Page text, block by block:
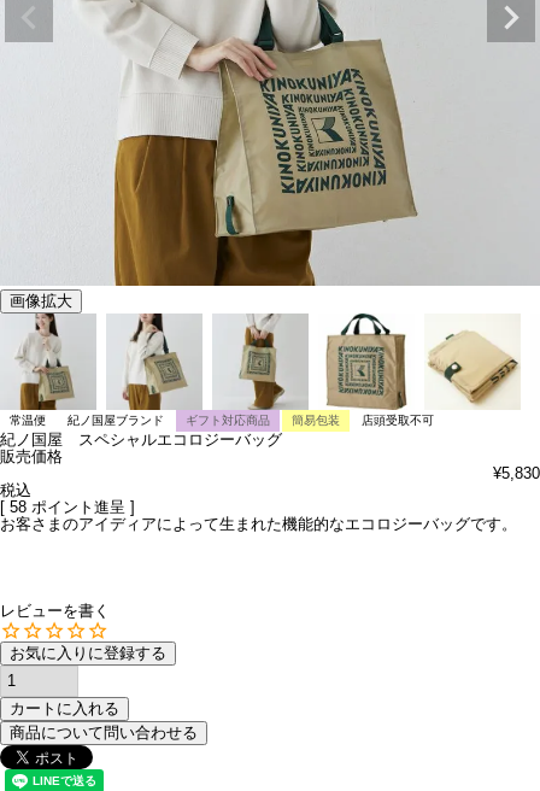
画像拡大
常温便 紀ノ国屋ブランド ギフト対応商品 簡易包装 店頭受取不可
紀ノ国屋 スペシャルエコロジーバッグ
販売価格
¥5,830
税込
[ 58 ポイント進呈 ]
お客さまのアイディアによって生まれた機能的なエコロジーバッグです。
レビューを書く
お気に入りに登録する
カートに入れる
商品について問い合わせる